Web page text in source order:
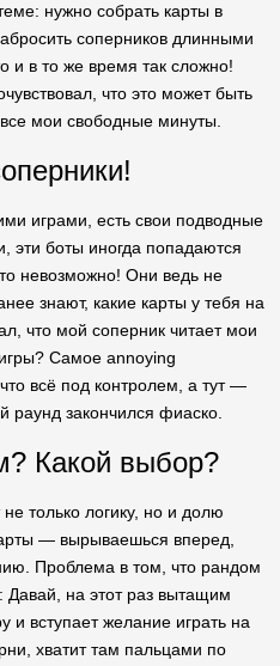
нужно собрать карты в
соперников длинными
и в то же время так сложно!
что это может быть
мои свободные минуты.
играми, есть свои подводные
эти боты иногда попадаются
невозможно! Они ведь не
знают, какие карты у тебя на
что мой соперник читает мои
Самое annoying
всё под контролем, а тут —
раунд закончился фиаско.
Какой выбор?
только логику, но и долю
— вырываешься вперед,
Проблема в том, что рандом
Давай, на этот раз вытащим
и вступает желание играть на
хватит там пальцами по